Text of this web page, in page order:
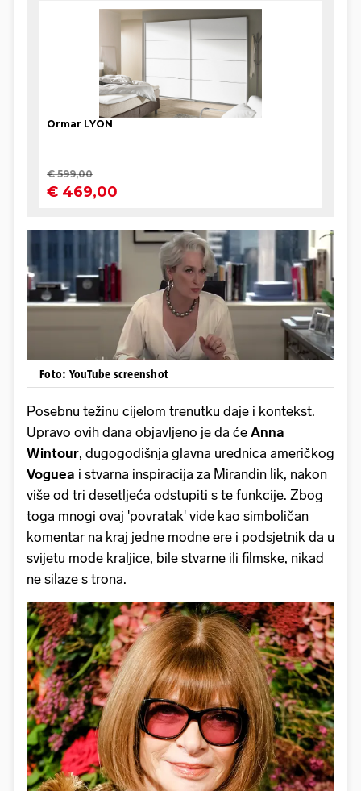
Foto: YouTube screenshot
Posebnu težinu cijelom trenutku daje i kontekst.
Upravo ovih dana objavljeno je da će Anna
Wintour, dugogodišnja glavna urednica američkog
Voguea i stvarna inspiracija za Mirandin lik, nakon
više od tri desetljeća odstupiti s te funkcije. Zbog
toga mnogi ovaj 'povratak' vide kao simboličan
komentar na kraj jedne modne ere i podsjetnik da u
svijetu mode kraljice, bile stvarne ili filmske, nikad
ne silaze s trona.